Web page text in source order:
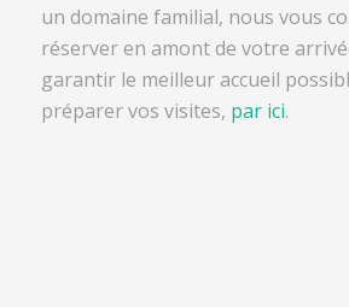
un domaine familial, nous vous
réserver en amont de votre
garantir le meilleur accueil
préparer vos visites, par ici.